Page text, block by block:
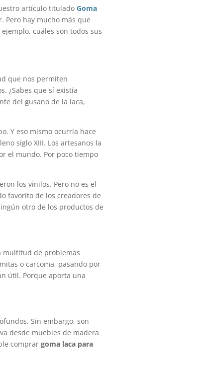
artículo tituladoGoma
Pero hay mucho más que
cuáles son todos sus
que nos permiten
¿Sabes que sí existía
del gusano de la laca,
Y eso mismo ocurría hace
siglo XIII. Los artesanos la
el mundo. Por poco tiempo
los vinilos. Pero no es el
favorito de los creadores de
otro de los productos de
multitud de problemas
o carcoma, pasando por
útil. Porque aporta una
Sin embargo, son
desde muebles de madera
comprargoma laca para